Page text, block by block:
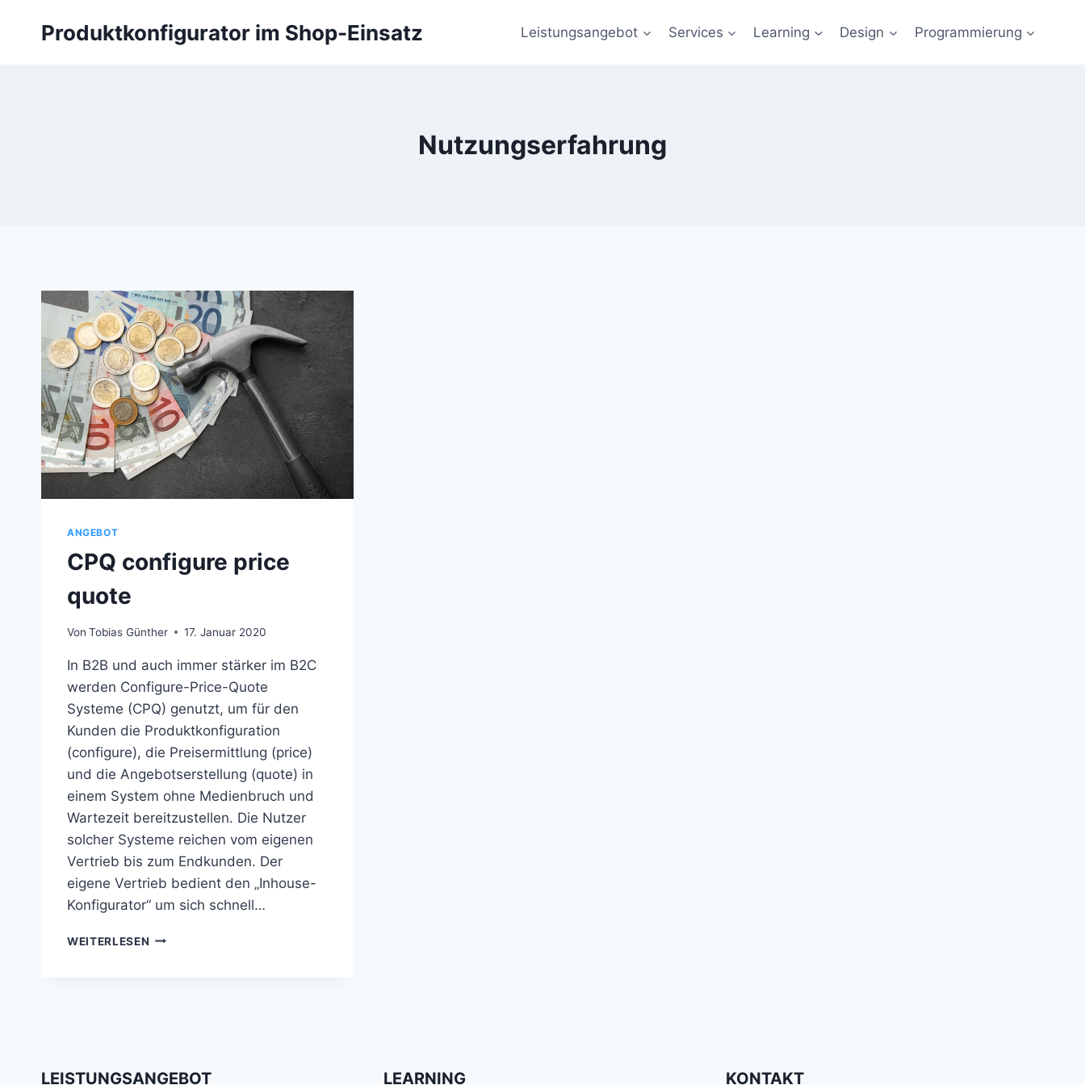
Produktkonfigurator im Shop-Einsatz Leistungsangebot Services Learning Design Programmierung
Nutzungserfahrung
ANGEBOT
CPQ configure price
quote
Von Tobias Günther 17. Januar 2020
In B2B und auch immer stärker im B2C
werden Configure-Price-Quote
Systeme (CPQ) genutzt, um für den
Kunden die Produktkonfiguration
(configure), die Preisermittlung (price)
und die Angebotserstellung (quote) in
einem System ohne Medienbruch und
Wartezeit bereitzustellen. Die Nutzer
solcher Systeme reichen vom eigenen
Vertrieb bis zum Endkunden. Der
eigene Vertrieb bedient den „Inhouse-
Konfigurator“ um sich schnell…
WEITERLESEN CPQ
LEISTUNGSANGEBOT LEARNING KONTAKT